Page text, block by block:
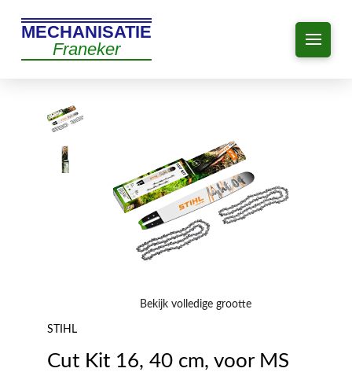
MECHANISATIE
Franeker
Bekijk volledige grootte
STIHL
Cut Kit 16, 40 cm, voor MS